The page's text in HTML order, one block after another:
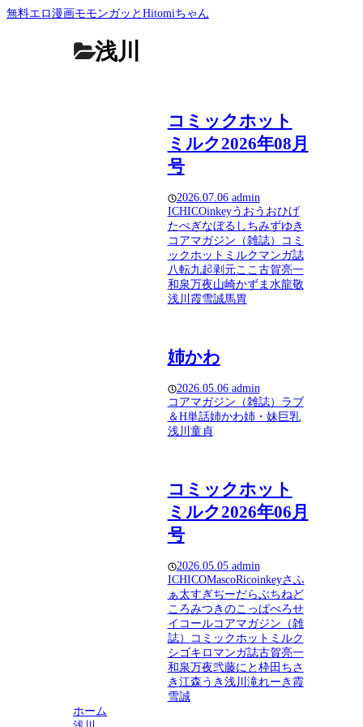
無料エロ漫画モモンガッとHitomiちゃん
浅川
コミックホット
ミルク2026年08月
号
2026.07.06 admin
ICHICOinkeyうおうおひげ
たぺぎなぼるしちみずゆき
コアマガジン（雑誌）
コミ
ックホットミルク マンガ誌
八転九起剥元ここ 古賀亮一
和泉万夜山崎かずま 水龍敬
浅川 霞雪誠馬胃
姉かわ
2026.05.06 admin
コアマガジン（雑誌） ラブ
＆H単話姉かわ姉・妹巨乳
浅川 童貞
コミックホット
ミルク2026年06月
号
2026.05.05 admin
ICHICOMascoRicoinkeyさふ
ぁ太すぎぢーだらぶちねど
ころみつき のこっぱべろせ
イコールコアマガジン（雑
誌）
コミックホットミルク
シゴキロ マンガ誌古賀亮一
和泉万夜弐藤にと 枠田ちさ
き 江森うき 浅川 滝れーき 霞
雪誠
ホーム